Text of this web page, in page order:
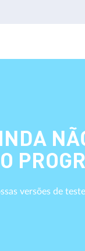
O
versões de